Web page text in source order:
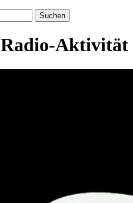
Radio-Aktivität